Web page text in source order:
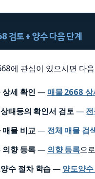
검토 + 양수 다음 단계
에 관심이 있으시면 다
상세 확인 — 매물 2668
태등의 확인서 검토—
매물 비교— 전체 매물 검
의향 등록— 의향 등록으
수 절차 학습— 양도양